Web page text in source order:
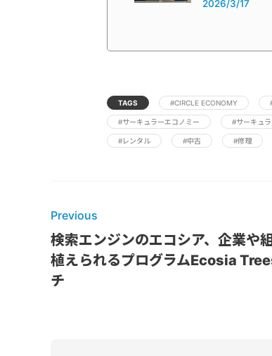
2026/3/17
TAGS #CIRCLE ECONOMY
#サーキュラーエコノミー #サーキュ
#レンタル #中古 #修理
Previous
検索エンジンのエコシア、企業や
植えられるプログラムEcosia
チ